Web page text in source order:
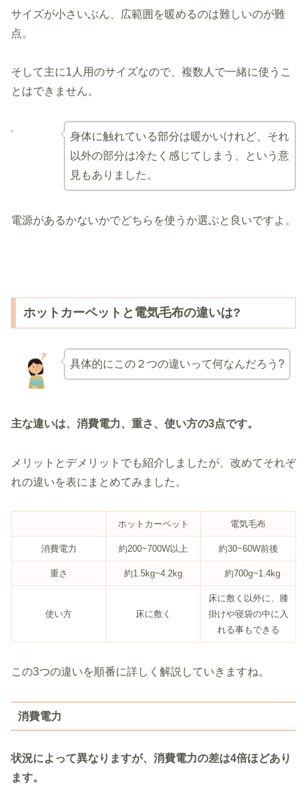
サイズが小さいぶん、広範囲を暖めるのは難しいのが難
点。
そして主に1人用のサイズなので、複数人で一緒に使うこ
とはできません。
身体に触れている部分は暖かいけれど、それ
以外の部分は冷たく感じてしまう、という意
見もありました。
電源があるかないかでどちらを使うか選ぶと良いですよ。
ホットカーペットと電気毛布の違いは?
具体的にこの２つの違いって何なんだろう?
主な違いは、消費電力、重さ、使い方の3点です。
メリットとデメリットでも紹介しましたが、改めてそれぞ
れの違いを表にまとめてみました。
ホットカーペット 電気毛布
消費電力 約200~700W以上 約30~60W前後
重さ 約1.5kg~4.2kg 約700g~1.4kg
使い方 床に敷く
床に敷く以外に、膝
掛けや寝袋の中に入
れる事もできる
この3つの違いを順番に詳しく解説していきますね。
消費電力
状況によって異なりますが、 消費電力の差は4倍ほどあり
ます。